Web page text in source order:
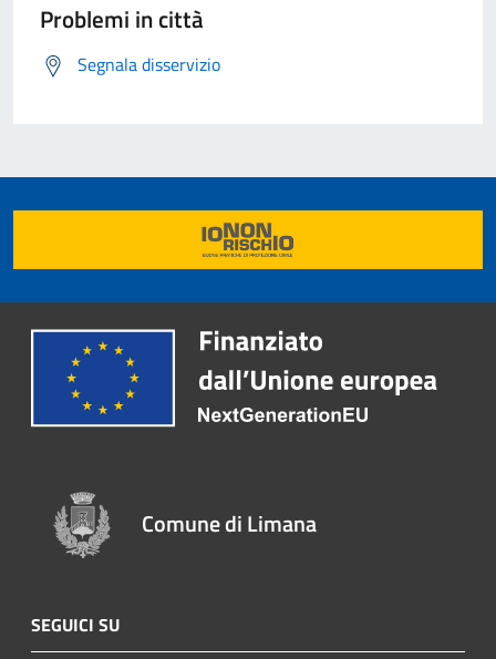
Problemi in città
Segnala disservizio
Comune di Limana
SEGUICI SU